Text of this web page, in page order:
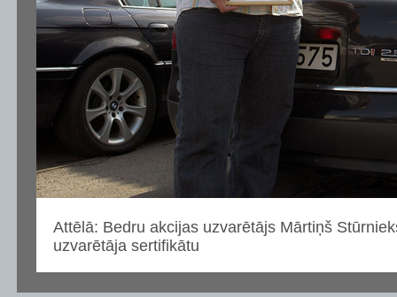
Attēlā: Bedru akcijas uzvarētājs Mārtiņš
uzvarētāja sertifikātu